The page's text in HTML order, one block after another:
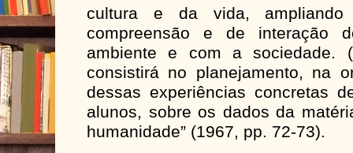
cultura e da vida, ampliando
compreensão e de interação
ambiente e com a sociedade.
consistirá no planejamento, na
dessas experiências concretas
alunos, sobre os dados da
humanidade” (1967, pp. 72-73).